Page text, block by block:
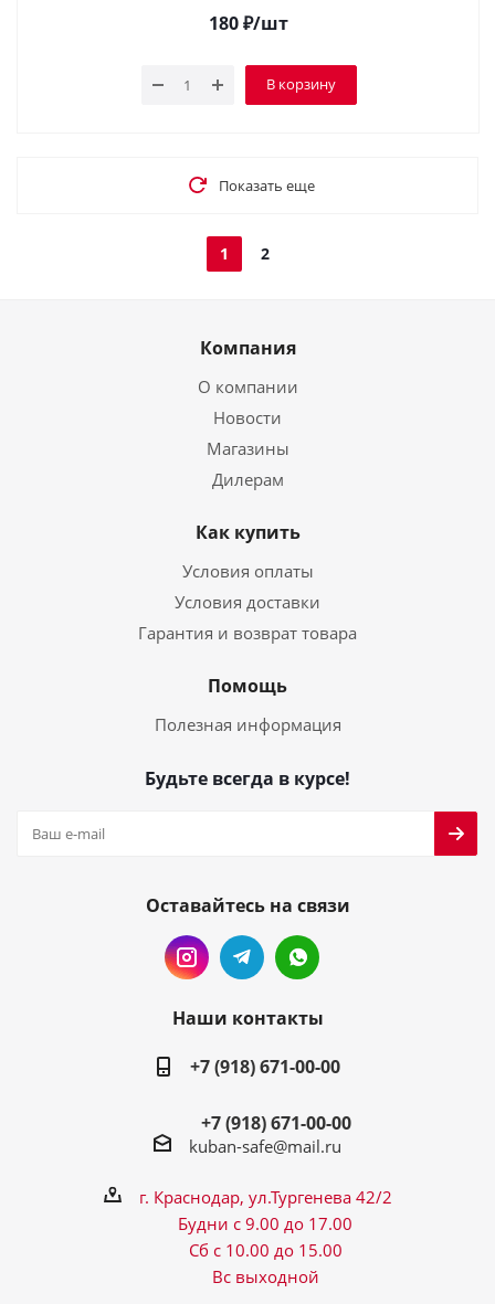
180₽/шт
В корзину
Показать еще
1 2
Компания
О компании
Новости
Магазины
Дилерам
Как купить
Условия оплаты
Условия доставки
Гарантия и возврат товара
Помощь
Полезная информация
Будьте всегда в курсе!
Оставайтесь на связи
Наши контакты
+7 (918) 671-00-00
+7 (918) 671-00-00
kuban-safe@mail.ru
г. Краснодар, ул.Тургенева 42/2
Будни с 9.00 до 17.00
Сб с 10.00 до 15.00
Вс выходной